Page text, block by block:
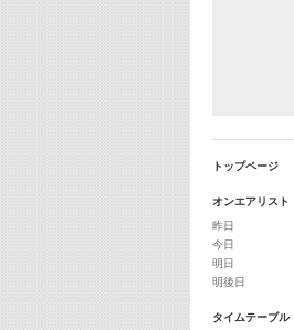
トップページ
オンエアリスト
昨日
今日
明日
明後日
タイムテーブル